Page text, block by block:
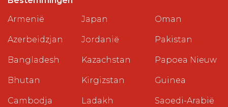
Armenië
Azerbeidzjan
Bangladesh
Bhutan
Cambodja
Japan
Jordanië
Kazachstan
Kirgizstan
Ladakh
Oman
Pakistan
Papoea Nieuw
Guinea
Saoedi-Arabië